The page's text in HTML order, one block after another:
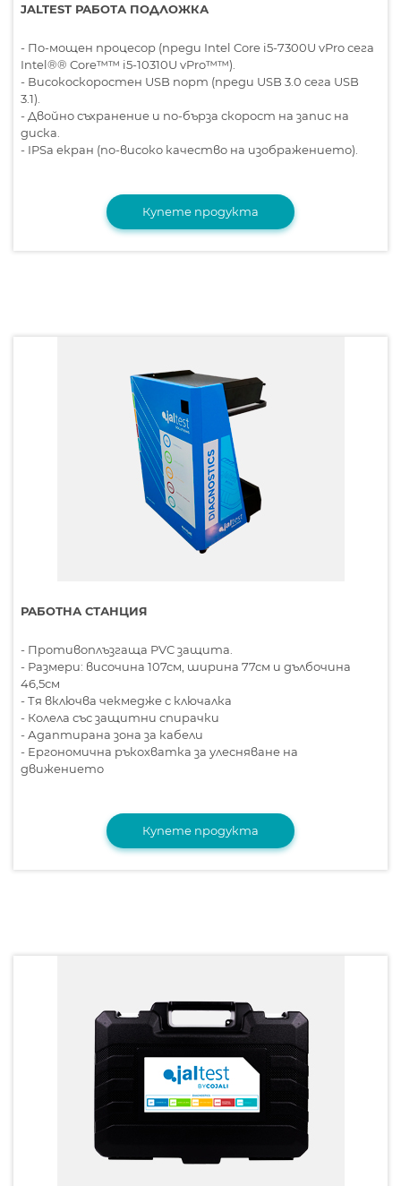
JALTEST РАБОТА ПОДЛОЖКА
- По-мощен процесор (преди Intel Core i5-7300U vPro сега
Intel®® Core™™ i5-10310U vPro™™).
- Високоскоростен USB порт (преди USB 3.0 сега USB
3.1).
- Двойно съхранение и по-бърза скорост на запис на
диска.
- IPSa екран (по-високо качество на изображението).
Купете продукта
РАБОТНА СТАНЦИЯ
- Противоплъзгаща PVC защита.
- Размери: височина 107см, ширина 77см и дълбочина
46,5см
- Тя включва чекмедже с ключалка
- Колела със защитни спирачки
- Адаптирана зона за кабели
- Ергономична ръкохватка за улесняване на
движението
Купете продукта